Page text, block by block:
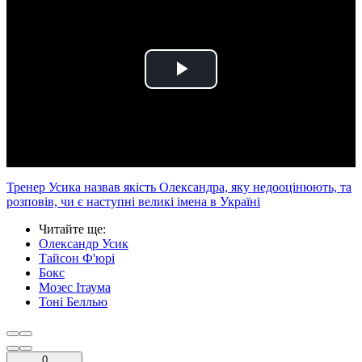
Play
Тренер Усика назвав якість Олександра, яку недооцінюють, та
розповів, чи є наступні великі імена в Україні
Читайте ще:
Олександр Усик
Тайсон Ф'юрі
Бокс
Мозес Ітаума
Тоні Беллью